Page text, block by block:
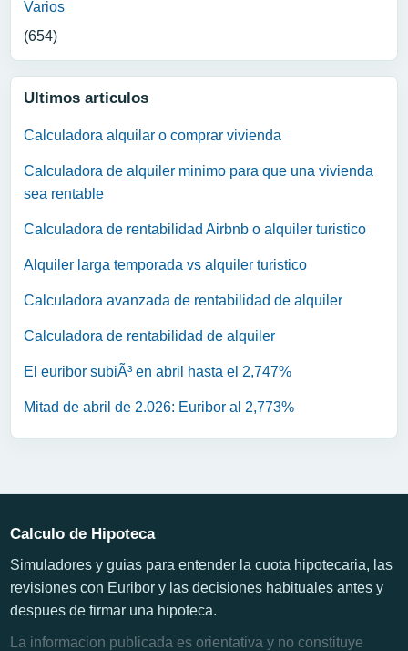
Varios
(654)
Ultimos articulos
Calculadora alquilar o comprar vivienda
Calculadora de alquiler minimo para que una vivienda
sea rentable
Calculadora de rentabilidad Airbnb o alquiler turistico
Alquiler larga temporada vs alquiler turistico
Calculadora avanzada de rentabilidad de alquiler
Calculadora de rentabilidad de alquiler
El euribor subiÃ³ en abril hasta el 2,747%
Mitad de abril de 2.026: Euribor al 2,773%
Calculo de Hipoteca
Simuladores y guias para entender la cuota hipotecaria, las
revisiones con Euribor y las decisiones habituales antes y
despues de firmar una hipoteca.
La informacion publicada es orientativa y no constituye